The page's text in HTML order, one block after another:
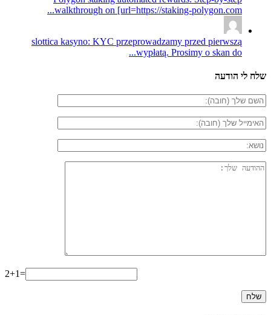
walkthrough on [url=https://staking-polygon.com...
slottica kasyno: KYC przeprowadzamy przed pierwszą
wypłatą. Prosimy o skan do...
שלח לי הודעה
2+1=